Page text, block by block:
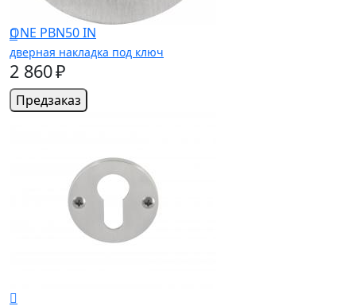
ONE PBN50 IN
дверная накладка под ключ
2 860 ₽
Предзаказ